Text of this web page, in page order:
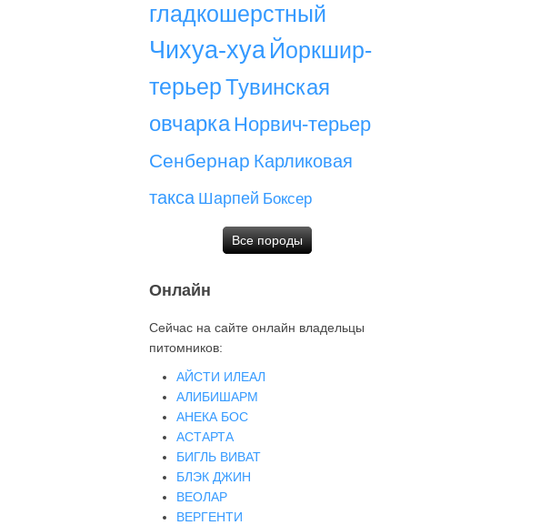
гладкошерстный
Чихуа-хуа Йоркшир-
терьерТувинская
овчарка Норвич-терьер
Сенбернар Карликовая
такса Шарпей Боксер
Все породы
Онлайн
Сейчас на сайте онлайн владельцы
питомников:
АЙСТИ ИЛЕАЛ
АЛИБИШАРМ
АНЕКА БОС
АСТАРТА
БИГЛЬ ВИВАТ
БЛЭК ДЖИН
ВЕОЛАР
ВЕРГЕНТИ